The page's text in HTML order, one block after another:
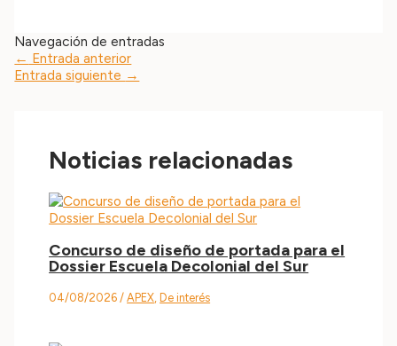
Navegación de entradas
← Entrada anterior
Entrada siguiente →
Noticias relacionadas
Concurso de diseño de portada para el
Dossier Escuela Decolonial del Sur
04/08/2026/APEX, De interés